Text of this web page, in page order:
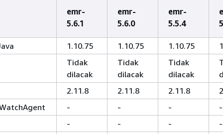
emr-
5.6.1
emr-
5.6.0
emr-
5.5.4
1.10.75 1.10.75 1.10.75
Tidak
dilacak
Tidak
dilacak
Tidak
dilacak
2.11.8
2.11.8 2.11.8
- - -
-
-
- -
-